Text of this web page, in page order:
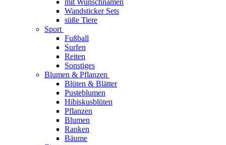
mit Wunschnamen
Wandsticker Sets
süße Tiere
Sport
Fußball
Surfen
Reiten
Sonstiges
Blumen & Pflanzen
Blüten & Blätter
Pusteblumen
Hibiskusblüten
Pflanzen
Blumen
Ranken
Bäume